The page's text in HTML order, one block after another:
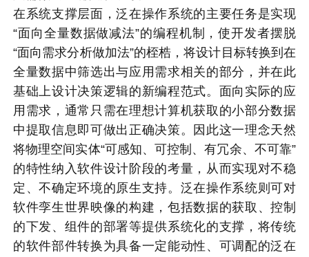
在系统支撑层面，泛在操作系统的主要任务是实现
“面向全量数据做减法”的编程机制，使开发者摆脱
“面向需求分析做加法”的桎梏，将设计目标转换到在
全量数据中筛选出与应用需求相关的部分，并在此
基础上设计决策逻辑的新编程范式。面向实际的应
用需求，通常只需在理想计算机获取的小部分数据
中提取信息即可做出正确决策。因此这一理念天然
将物理空间实体“可感知、可控制、有冗余、不可靠”
的特性纳入软件设计阶段的考量，从而实现对不稳
定、不确定环境的原生支持。泛在操作系统则可对
软件孪生世界映像的构建，包括数据的获取、控制
的下发、组件的部署等提供系统化的支撑，将传统
的软件部件转换为具备一定能动性、可调配的泛在